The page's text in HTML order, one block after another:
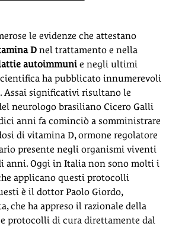
le evidenze che attestano
D nel trattamento e nella
autoimmuni e negli ultimi
ha pubblicato innumerevoli
Assai significativi risultano le
neurologo brasiliano Cicero Galli
anni fa cominciò a somministrare
di vitamina D, ormone regolatore
presente negli organismi viventi
anni. Oggi in Italia non sono molti i
applicano questi protocolli
è il dottor Paolo Giordo,
che ha appreso il razionale della
protocolli di cura direttamente dal